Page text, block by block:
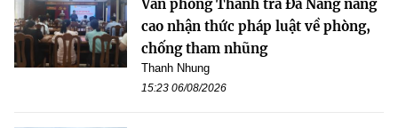
Văn phòng Thanh tra Đà Nẵng nâng
cao nhận thức pháp luật về phòng,
chống tham nhũng
Thanh Nhung
15:23 06/08/2026